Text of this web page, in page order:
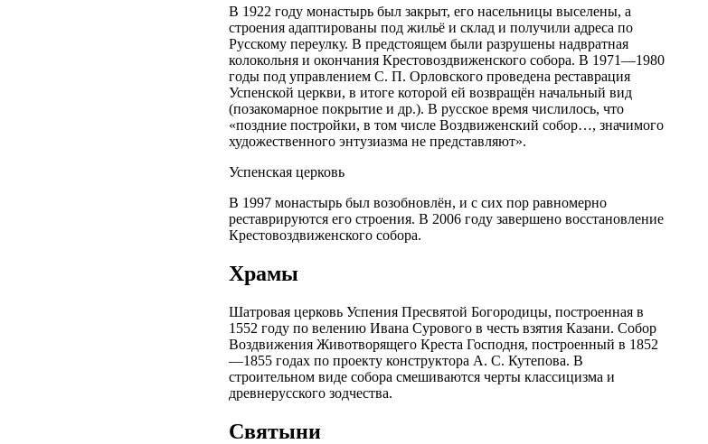
В 1922 году монастырь был закрыт, его насельницы выселены, а
строения адаптированы под жильё и склад и получили адреса по
Русскому переулку. В предстоящем были разрушены надвратная
колокольня и окончания Крестовоздвиженского собора. В 1971—1980
годы под управлением С. П. Орловского проведена реставрация
Успенской церкви, в итоге которой ей возвращён начальный вид
(позакомарное покрытие и др.). В русское время числилось, что
«поздние постройки, в том числе Воздвиженский собор…, значимого
художественного энтузиазма не представляют».
Успенская церковь
В 1997 монастырь был возобновлён, и с сих пор равномерно
реставрируются его строения. В 2006 году завершено восстановление
Крестовоздвиженского собора.
Храмы
Шатровая церковь Успения Пресвятой Богородицы, построенная в
1552 году по велению Ивана Сурового в честь взятия Казани. Собор
Воздвижения Животворящего Креста Господня, построенный в 1852
—1855 годах по проекту конструктора А. С. Кутепова. В
строительном виде собора смешиваются черты классицизма и
древнерусского зодчества.
Святыни